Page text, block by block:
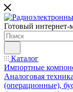
Готовый интернет-
Каталог
Импортные
Аналоговая
(операционные),